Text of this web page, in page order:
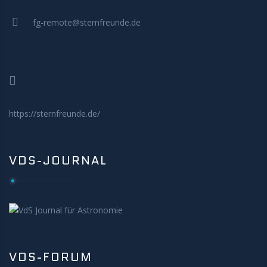
fg-remote@sternfreunde.de
https://sternfreunde.de/
VDS-JOURNAL
VDS-FORUM